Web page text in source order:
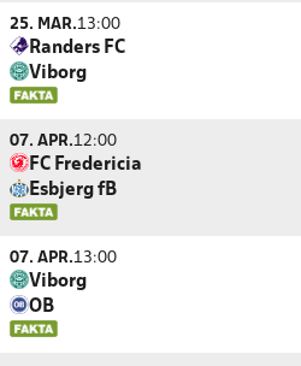
25. MAR.13:00
Randers FC
Viborg
07. APR.12:00
FC Fredericia
Esbjerg fB
07. APR.13:00
Viborg
OB